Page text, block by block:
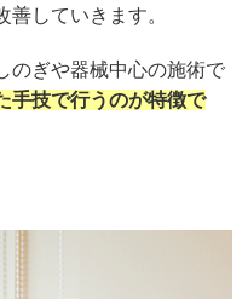
していきます。
のぎや器械中心の施術で
手技で行うのが特徴で